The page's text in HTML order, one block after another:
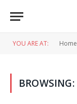
YOU ARE AT: Home
BROWSING: